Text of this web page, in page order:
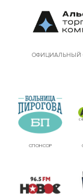
ОФИЦИАЛЬНЫЙ
СПОНСОР